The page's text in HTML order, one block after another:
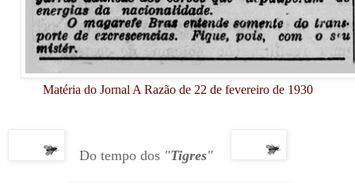
Matéria do Jornal A Razão de 22 de fevereiro de 1930
Do tempo dos "Tigres"